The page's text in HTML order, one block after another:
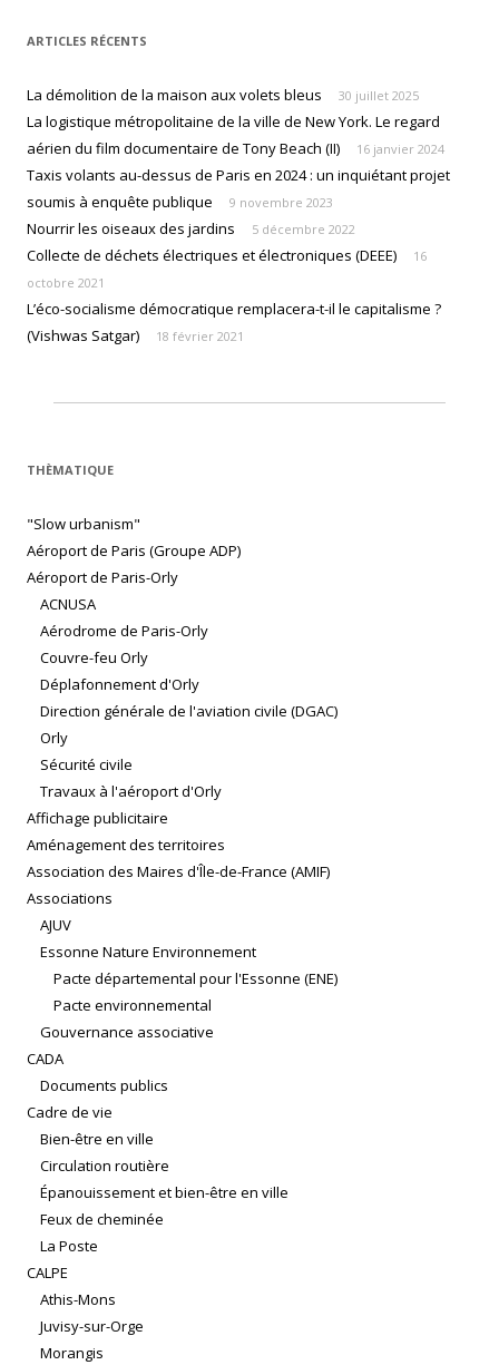
ARTICLES RÉCENTS
La démolition de la maison aux volets bleus 30 juillet 2025
La logistique métropolitaine de la ville de New York. Le regard
aérien du film documentaire de Tony Beach (II)
16 janvier 2024
Taxis volants au-dessus de Paris en 2024 : un inquiétant projet
soumis à enquête publique
9 novembre 2023
Nourrir les oiseaux des jardins 5 décembre 2022
Collecte de déchets électriques et électroniques (DEEE)
16
octobre 2021
L’éco-socialisme démocratique remplacera-t-il le capitalisme ?
(Vishwas Satgar)
18 février 2021
THÈMATIQUE
"Slow urbanism"
Aéroport de Paris (Groupe ADP)
Aéroport de Paris-Orly
ACNUSA
Aérodrome de Paris-Orly
Couvre-feu Orly
Déplafonnement d'Orly
Direction générale de l'aviation civile (DGAC)
Orly
Sécurité civile
Travaux à l'aéroport d'Orly
Affichage publicitaire
Aménagement des territoires
Association des Maires d'Île-de-France (AMIF)
Associations
AJUV
Essonne Nature Environnement
Pacte départemental pour l'Essonne (ENE)
Pacte environnemental
Gouvernance associative
CADA
Documents publics
Cadre de vie
Bien-être en ville
Circulation routière
Épanouissement et bien-être en ville
Feux de cheminée
La Poste
CALPE
Athis-Mons
Juvisy-sur-Orge
Morangis